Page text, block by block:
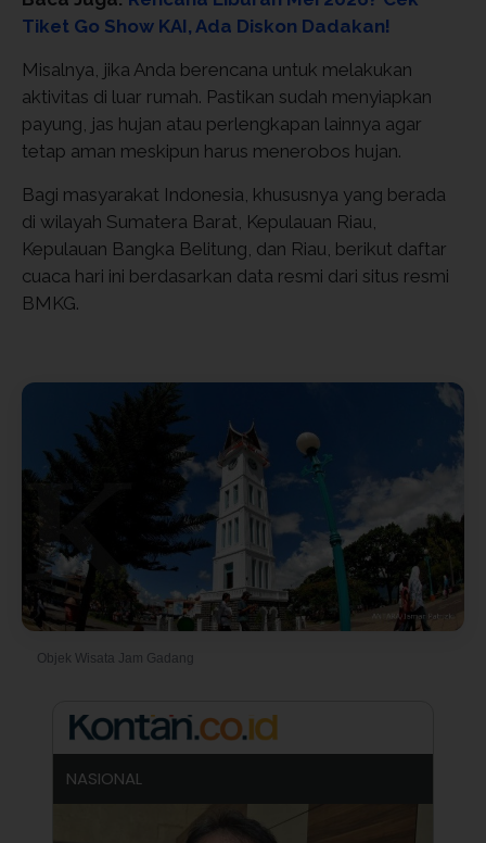
Tiket Go Show KAI, Ada Diskon Dadakan!
Misalnya, jika Anda berencana untuk melakukan
aktivitas di luar rumah. Pastikan sudah menyiapkan
payung, jas hujan atau perlengkapan lainnya agar
tetap aman meskipun harus menerobos hujan.
Bagi masyarakat Indonesia, khususnya yang berada
di wilayah Sumatera Barat, Kepulauan Riau,
Kepulauan Bangka Belitung, dan Riau, berikut daftar
cuaca hari ini berdasarkan data resmi dari situs resmi
BMKG.
Objek Wisata Jam Gadang
NASIONAL